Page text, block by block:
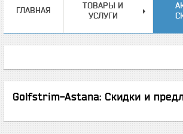
ГЛАВНАЯ
ТОВАРЫ И
УСЛУГИ
Golfstrim-Astana: Скидки и